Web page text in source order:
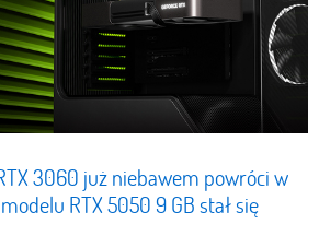
3060 już niebawem powróci w
RTX 5050 9 GB stał się